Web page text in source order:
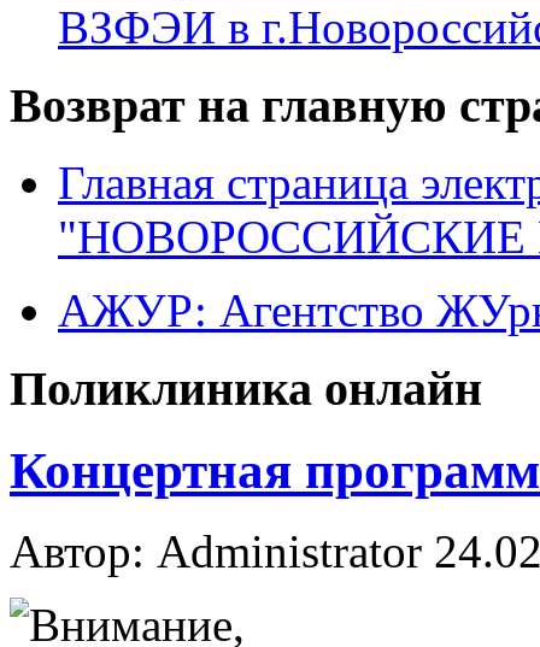
ВЗФЭИ в
Возврат на главную
Главная страница
"НОВОРОССИЙСКИЕ
АЖУР: Агентство
Поликлиника онлайн
Концертная
Автор: Administrator